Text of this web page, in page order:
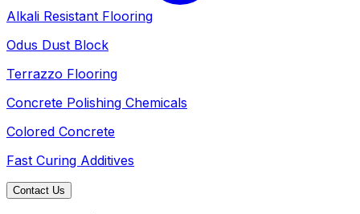
Alkali Resistant Flooring
Odus Dust Block
Terrazzo Flooring
Concrete Polishing Chemicals
Colored Concrete
Fast Curing Additives
Contact Us